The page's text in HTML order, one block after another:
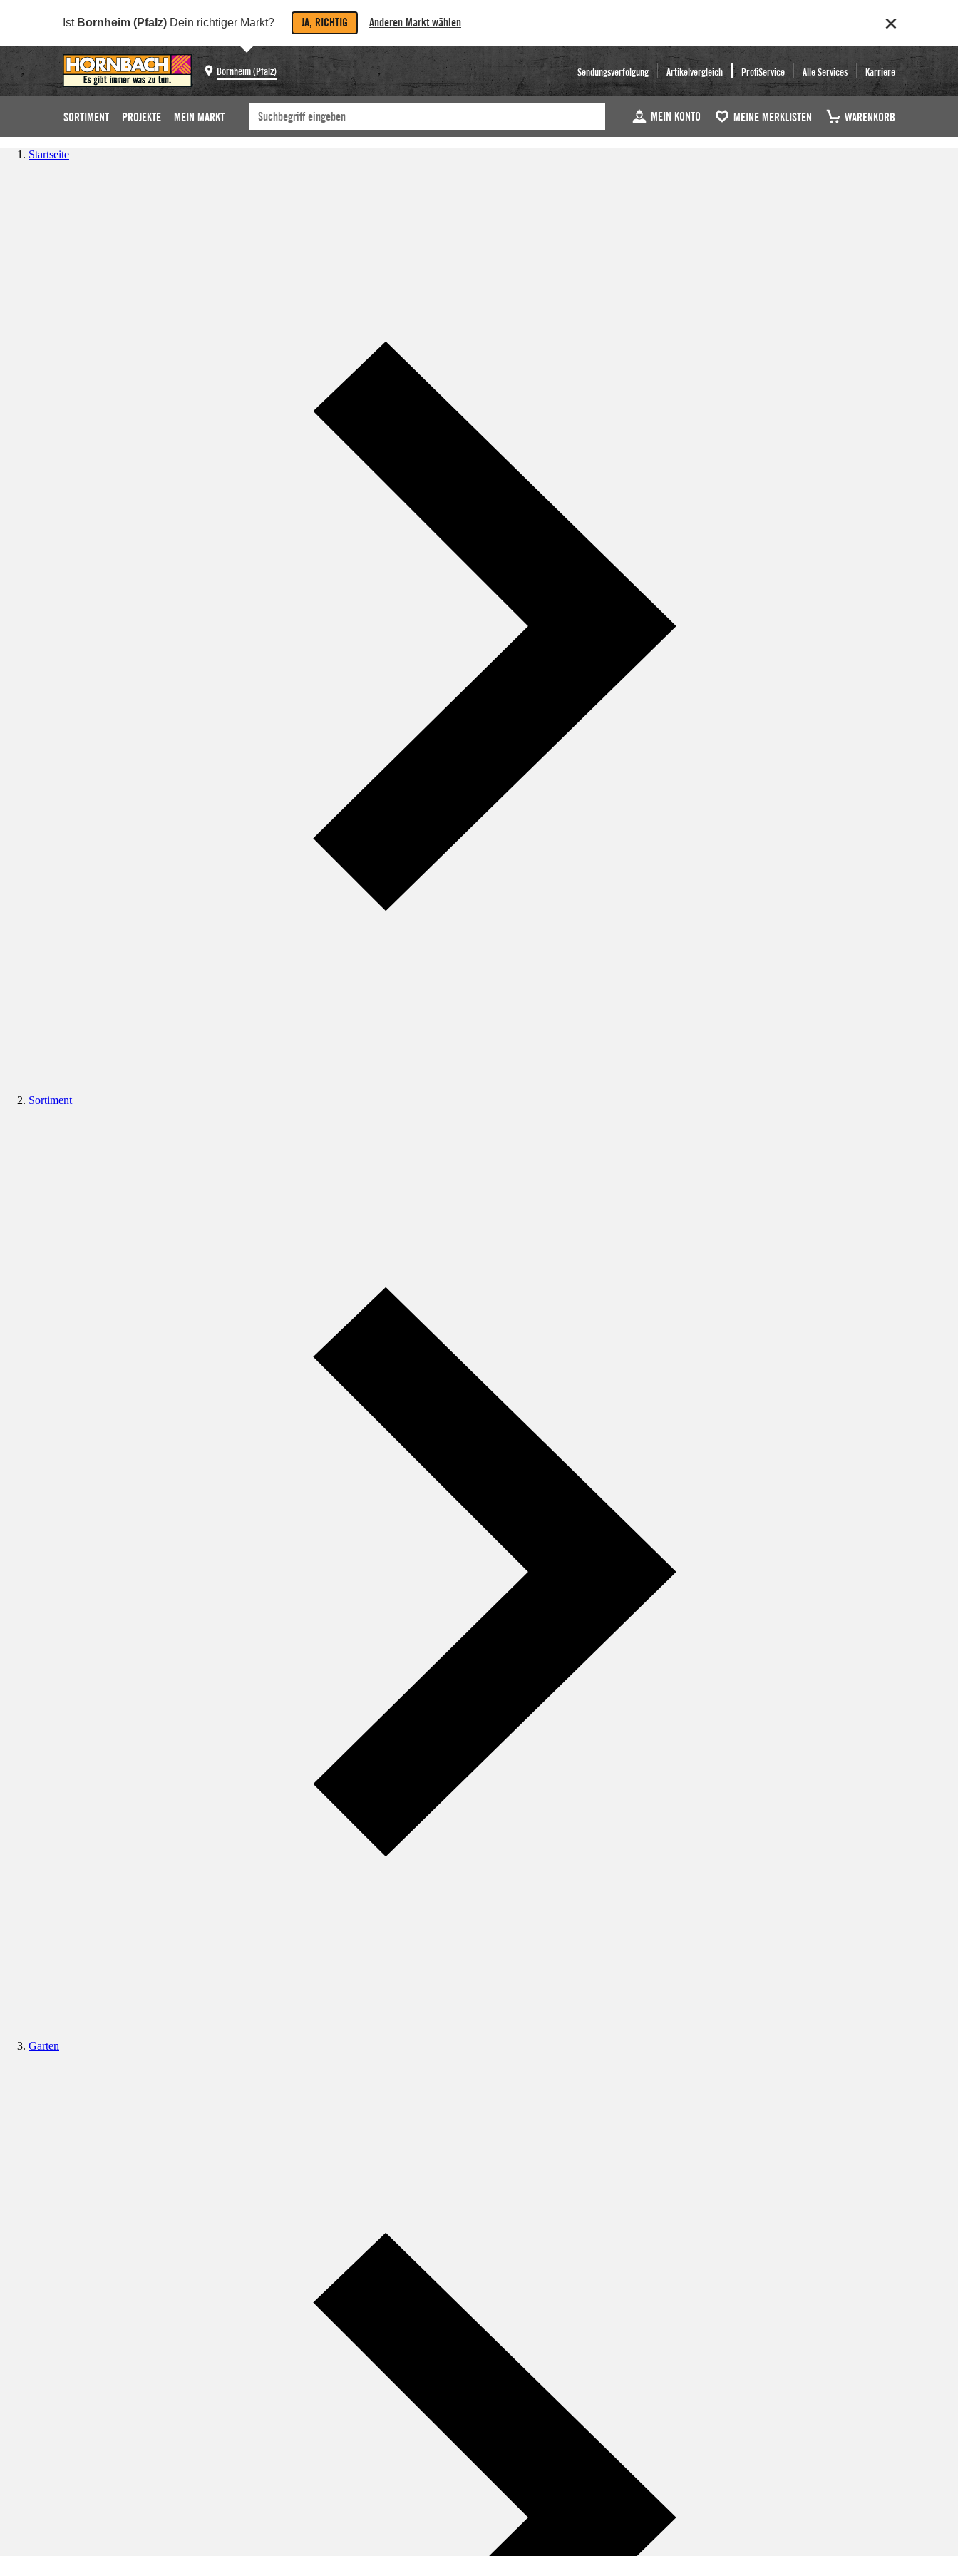
Ist Bornheim (Pfalz) Dein richtiger Markt? JA, RICHTIG Anderen Markt wählen
Bornheim (Pfalz) Sendungsverfolgung Artikelvergleich ProfiService Alle Services Karriere
SORTIMENT PROJEKTE MEIN MARKT MEIN KONTO MEINE MERKLISTEN WARENKORB
Startseite
Sortiment
Garten